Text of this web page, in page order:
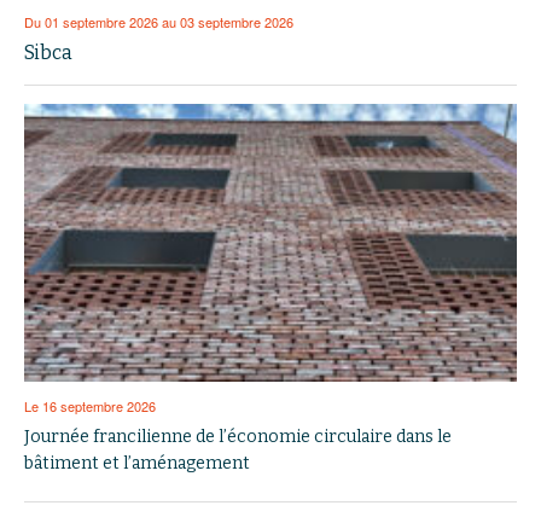
Du 01 septembre 2026 au 03 septembre 2026
Sibca
Le 16 septembre 2026
Journée francilienne de l’économie circulaire dans le
bâtiment et l’aménagement